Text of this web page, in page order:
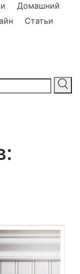
Домашний
Статьи